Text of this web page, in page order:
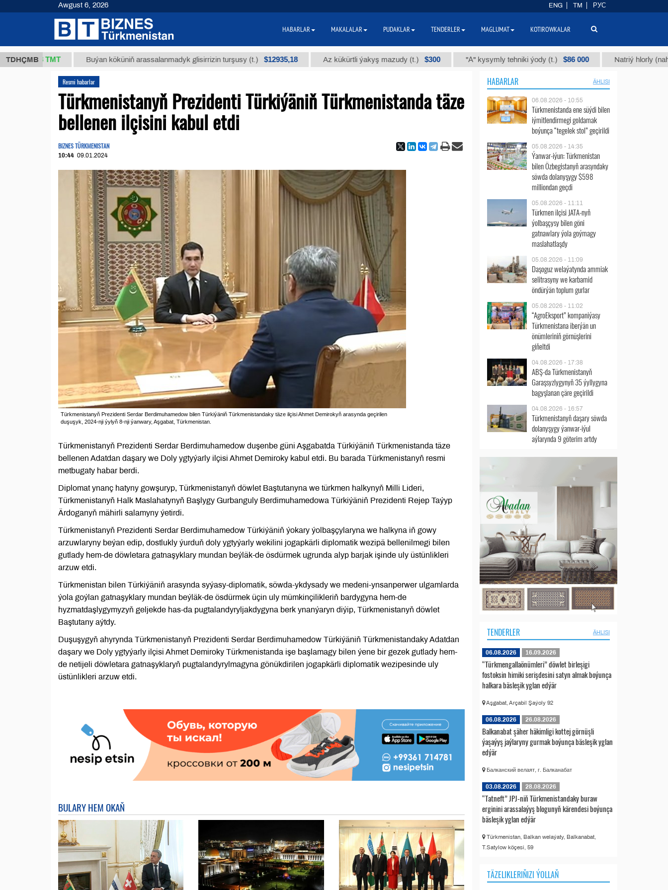
TDHÇMB
37,8 ТМТ Buýan köküniň arassalanmadyk glisirrizin turşusy (t.) $12935,18 Az kükürtli ýakyş mazudy (t.) $300 "А" kysymly tehniki ýody (t.) $86 000 Natriý hlorly (nahar
Resmi habarlar
Türkmenistanyň Prezidenti Türkiýäniň Türkmenistanda täze
bellenen ilçisini kabul etdi
BIZNES TÜRKMENISTAN
10:44 09.01.2024
Türkmenistanyň Prezidenti Serdar Berdimuhamedow bilen Türkiýäniň Türkmenistandaky täze ilçisi Ahmet Demirokyň arasynda geçirilen
duşuşyk, 2024-nji ýylyň 8-nji ýanwary, Aşgabat, Türkmenistan.
Türkmenistanyň Prezidenti Serdar Berdimuhamedow duşenbe güni Aşgabatda Türkiýäniň Türkmenistanda täze
bellenen Adatdan daşary we Doly ygtyýarly ilçisi Ahmet Demiroky kabul etdi. Bu barada Türkmenistanyň resmi
metbugaty habar berdi.
Diplomat ynanç hatyny gowşuryp, Türkmenistanyň döwlet Baştutanyna we türkmen halkynyň Milli Lideri,
Türkmenistanyň Halk Maslahatynyň Başlygy Gurbanguly Berdimuhamedowa Türkiýäniň Prezidenti Rejep Taýyp
Ärdoganyň mähirli salamyny ýetirdi.
Türkmenistanyň Prezidenti Serdar Berdimuhamedow Türkiýäniň ýokary ýolbaşçylaryna we halkyna iň gowy
arzuwlaryny beýan edip, dostlukly ýurduň doly ygtyýarly wekilini jogapkärli diplomatik wezipä bellenilmegi bilen
gutlady hem-de döwletara gatnaşyklary mundan beýläk-de ösdürmek ugrunda alyp barjak işinde uly üstünlikleri
arzuw etdi.
Türkmenistan bilen Türkiýäniň arasynda syýasy-diplomatik, söwda-ykdysady we medeni-ynsanperwer ulgamlarda
ýola goýlan gatnaşyklary mundan beýläk-de ösdürmek üçin uly mümkinçilikleriň bardygyna hem-de
hyzmatdaşlygymyzyň geljekde has-da pugtalandyryljakdygyna berk ynanýaryn diýip, Türkmenistanyň döwlet
Baştutany aýtdy.
Duşuşygyň ahyrynda Türkmenistanyň Prezidenti Serdar Berdimuhamedow Türkiýäniň Türkmenistandaky Adatdan
daşary we Doly ygtyýarly ilçisi Ahmet Demiroky Türkmenistanda işe başlamagy bilen ýene bir gezek gutlady hem-
de netijeli döwletara gatnaşyklaryň pugtalandyrylmagyna gönükdirilen jogapkärli diplomatik wezipesinde uly
üstünlikleri arzuw etdi.
BULARY HEM OKAŇ
HABARLAR ÄHLISI
06.08.2026 - 10:55
Türkmenistanda ene süýdi bilen
iýmitlendirmegi goldamak
boýunça “tegelek stol” geçirildi
05.08.2026 - 14:35
Ýanwar-iýun: Türkmenistan
bilen Özbegistanyň arasyndaky
söwda dolanyşygy $598
milliondan geçdi
05.08.2026 - 11:11
Türkmen ilçisi JATA-nyň
ýolbaşçysy bilen göni
gatnawlary ýola goýmagy
maslahatlaşdy
05.08.2026 - 11:09
Daşoguz welaýatynda ammiak
selitrasyny we karbamid
öndürýän toplum gurlar
05.08.2026 - 11:02
“AgroEksport” kompaniýasy
Türkmenistana iberýän un
önümleriniň görnüşlerini
giňeltdi
04.08.2026 - 17:38
ABŞ-da Türkmenistanyň
Garaşsyzlygynyň 35 ýyllygyna
bagyşlanan çäre geçirildi
04.08.2026 - 16:57
Türkmenistanyň daşary söwda
dolanyşygy ýanwar-iýul
aýlarynda 9 göterim artdy
TENDERLER ÄHLISI
06.08.2026 16.09.2026
“Türkmengallaönümleri” döwlet birleşigi
fostoksin himiki serişdesini satyn almak boýunça
halkara bäsleşik yglan edýär
Aşgabat, Arçabil Şaýoly 92
06.08.2026 26.08.2026
Balkanabat şäher häkimligi kottej görnüşli
ýaşaýyş jaýlaryny gurmak boýunça bäsleşik yglan
edýär
Балканский велаят, г. Балканабат
03.08.2026 28.08.2026
“Tatneft” JPJ-niň Türkmenistandaky buraw
erginini arassalaýyş blogunyň kärendesi boýunça
bäsleşik yglan edýär
Türkmenistan, Balkan welaýaty, Balkanabat,
T.Satylow köçesi, 59
TÄZELIKLERIŇIZI ÝOLLAŇ
Awgust 6, 2026 ENG TM РУС
HABARLAR MAKALALAR PUDAKLAR TENDERLER MAGLUMAT KOTIROWKALAR